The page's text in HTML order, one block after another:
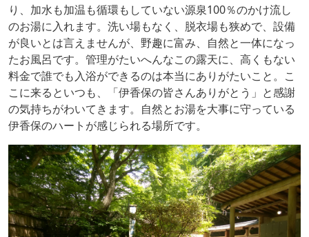
り、加水も加温も循環もしていない源泉100％のかけ流し
のお湯に入れます。洗い場もなく、脱衣場も狭めで、設備
が良いとは言えませんが、野趣に富み、自然と一体になっ
たお風呂です。管理がたいへんなこの露天に、高くもない
料金で誰でも入浴ができるのは本当にありがたいこと。こ
こに来るといつも、「伊香保の皆さんありがとう」と感謝
の気持ちがわいてきます。自然とお湯を大事に守っている
伊香保のハートが感じられる場所です。